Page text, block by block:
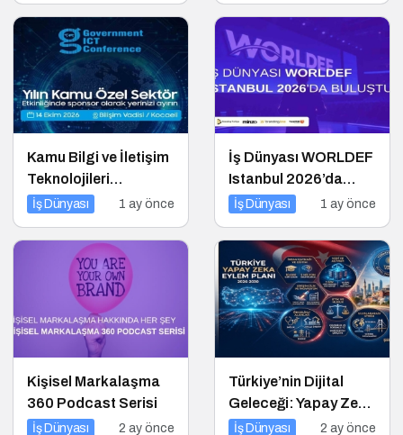
Gerçekleşecek!
Sağlam Getirildi
Kamu Bilgi ve İletişim
Teknolojileri
Konferansı 2026 İçin
İş Dünyası 1 ay önce
İş Dünyası WORLDEF
Istanbul 2026’da
Buluştu
İş Dünyası 1 ay önce
Kişisel Markalaşma
360 Podcast Serisi
İş Dünyası 2 ay önce
Türkiye’nin Dijital
Geleceği: Yapay Zeka
Çağında “BİLGE”
İş Dünyası 2 ay önce